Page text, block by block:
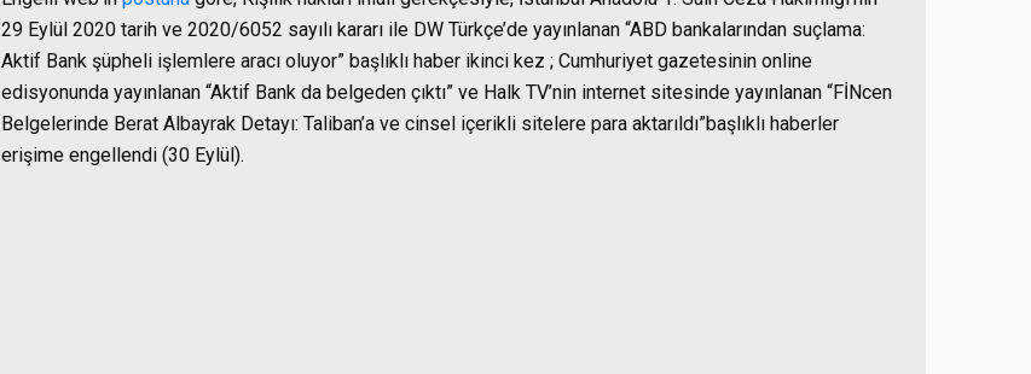
29 Eylül 2020 tarih ve 2020/6052 sayılı kararı ile DW Türkçe’de yayınlanan “ABD bankalarından suçlama:
Aktif Bank şüpheli işlemlere aracı oluyor” başlıklı haber ikinci kez ; Cumhuriyet gazetesinin online
edisyonunda yayınlanan “Aktif Bank da belgeden çıktı” ve Halk TV’nin internet sitesinde yayınlanan “FİNcen
Belgelerinde Berat Albayrak Detayı: Taliban’a ve cinsel içerikli sitelere para aktarıldı”başlıklı haberler
erişime engellendi (30 Eylül).